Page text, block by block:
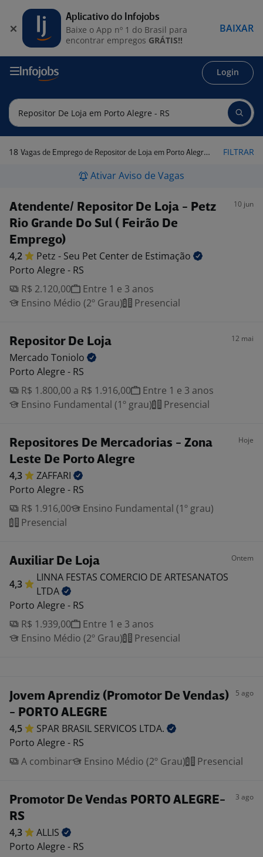
Login
18 Vagas de Emprego de Repositor de Loja em Porto Alegre - RS FILTRAR
Ativar Aviso de Vagas
Atendente/ Repositor De Loja - Petz
Rio Grande Do Sul ( Feirão De
Emprego)
10 jun
4,2 Petz - Seu Pet Center de Estimação
Porto Alegre - RS
R$ 2.120,00
Entre 1 e 3 anos
Ensino Médio (2º Grau)
Presencial
Repositor De Loja 12 mai
Mercado Toniolo
Porto Alegre - RS
R$ 1.800,00 a R$ 1.916,00
Entre 1 e 3 anos
Ensino Fundamental (1º grau)
Presencial
Repositores De Mercadorias - Zona
Leste De Porto Alegre
Hoje
4,3
ZAFFARI
Porto Alegre - RS
R$ 1.916,00
Ensino Fundamental (1º grau)
Presencial
Auxiliar De Loja Ontem
4,3
LINNA FESTAS COMERCIO DE ARTESANATOS
LTDA
Porto Alegre - RS
R$ 1.939,00
Entre 1 e 3 anos
Ensino Médio (2º Grau)
Presencial
Jovem Aprendiz (Promotor De Vendas)
- PORTO ALEGRE
5 ago
4,5 SPAR BRASIL SERVICOS LTDA.
Porto Alegre - RS
A combinar
Ensino Médio (2º Grau) Presencial
Promotor De Vendas PORTO ALEGRE-
RS
3 ago
4,3
ALLIS
Porto Alegre - RS
Aplicativo do Infojobs
Baixe o App nº 1 do Brasil para
encontrar empregos GRÁTIS!!
BAIXAR